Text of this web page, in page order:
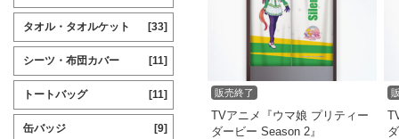
販売終了
TVアニメ『ウマ娘 プリティー
ダービー Season 2』
タオル・タオルケット [33]
シーツ・布団カバー [11]
トートバッグ [11]
缶バッジ [9]